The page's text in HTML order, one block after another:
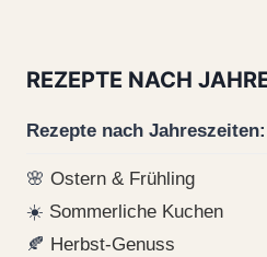
REZEPTE NACH
Rezepte nach Jahreszeiten:
🌸 Ostern & Frühling
☀️ Sommerliche Kuchen
🍂 Herbst-Genuss